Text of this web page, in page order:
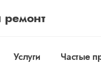
Услуги Частые